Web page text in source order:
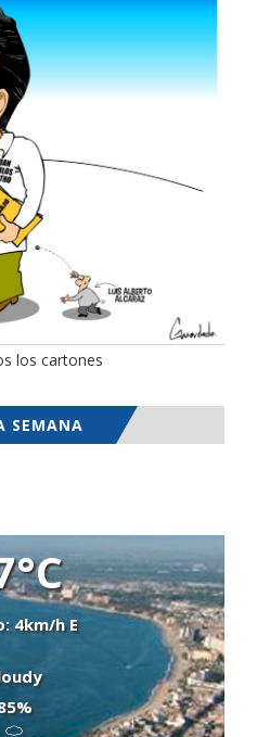
los cartones
SEMANA
4km/h E